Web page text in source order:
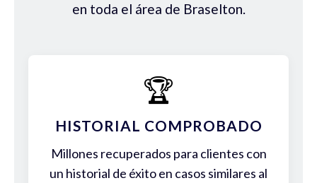
en toda el área de Braselton.
🏆
HISTORIAL COMPROBADO
Millones recuperados para clientes con
un historial de éxito en casos similares al